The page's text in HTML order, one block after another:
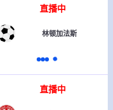
直播中
林顿加法斯
直播中